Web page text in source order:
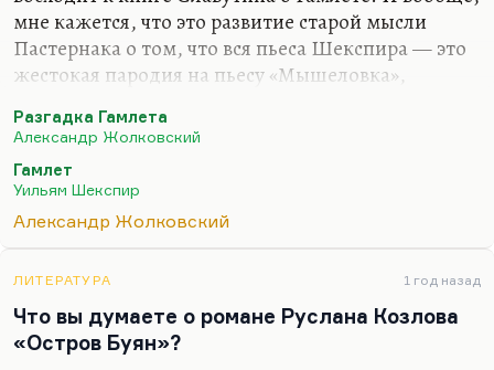
мне кажется, что это развитие старой мысли
Пастернака о том, что вся пьеса Шекспира — это
жестокая пародия на пьесу «Мышеловка»,
театральность, заключенная в «Гамлете»,— это во
многих отношениях театральность пародийная,
вытягивающая на поверхность трагические
штампы. Что сама пьеса «Гамлет», вытягивающая
на поверхность «Мышеловку»,— очень краткий,
Эта мысль, которая высказана Пастернака в
статье о Шекспире и его переводах, написанной
для англичан. В этой статье еще 1945 года…
Разгадка Гамлета
Александр Жолковский
Гамлет
Уильям Шекспир
Александр Жолковский
ЛИТЕРАТУРА 1 год назад
Что вы думаете о романе Руслана Козлова
«Остров Буян»?